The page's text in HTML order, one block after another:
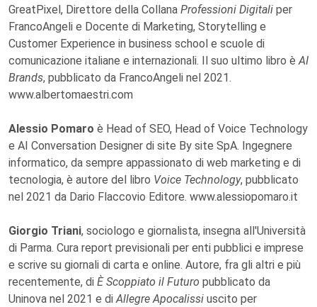
GreatPixel, Direttore della Collana Professioni Digitali per
FrancoAngeli e Docente di Marketing, Storytelling e
Customer Experience in business school e scuole di
comunicazione italiane e internazionali. Il suo ultimo libro èAI
Brands, pubblicato da FrancoAngeli nel 2021.
www.albertomaestri.com
Alessio Pomaro è Head of SEO, Head of Voice Technology
e AI Conversation Designer di site By site SpA. Ingegnere
informatico, da sempre appassionato di web marketing e di
tecnologia, è autore del libro Voice Technology, pubblicato
nel 2021 da Dario Flaccovio Editore. www.alessiopomaro.it
Giorgio Triani, sociologo e giornalista, insegna all'Università
di Parma. Cura report previsionali per enti pubblici e imprese
e scrive su giornali di carta e online. Autore, fra gli altri e più
recentemente, di È Scoppiato il Futuro pubblicato da
Uninova nel 2021 e diAllegre Apocalissi uscito per